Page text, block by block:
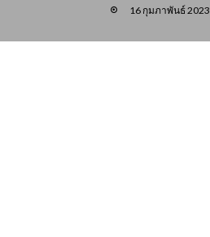
16 กุมภาพันธ์ 2023